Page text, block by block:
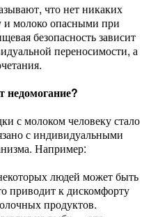
что нет никаких
и молоко опасными при
безопасность зависит
переносимости, а
недомогание?
с молоком человеку стало
с индивидуальными
Например:
людей может быть
приводит к дискомфорту
продуктов.